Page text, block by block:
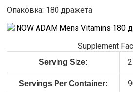
Опаковка: 180 дражета
Supplement
Serving Size:
Servings Per Container: